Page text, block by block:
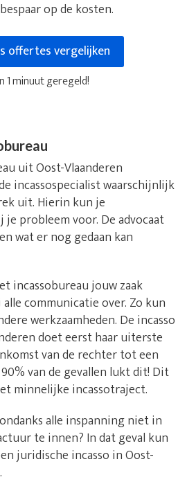
op de kosten.
offertes vergelijken
1 minuut geregeld!
uit Oost-Vlaanderen
incassospecialist waarschijnlijk
uit. Hierin kun je
probleem voor. De advocaat
wat er nog gedaan kan
incassobureau jouw zaak
communicatie over. Zo kun
werkzaamheden. De incasso
doet eerst haar uiterste
van de rechter tot een
van de gevallen lukt dit! Dit
minnelijke incassotraject.
alle inspanning niet in
te innen? In dat geval kun
juridische incasso in Oost-